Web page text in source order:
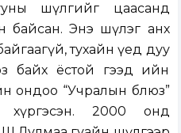
шүлгийг цаасанд
байсан. Энэ шүлэг анх
тухайн үед дуу
байх ёстой гээд ийн
ондоо “Учралын блюз”
хүргэсэн. 2000 онд